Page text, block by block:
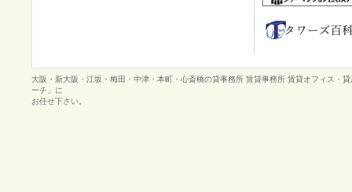
大阪・新大阪・江坂・梅田・中津・本町・心斎橋の貸事務所 賃貸事務所 賃貸オフィス・
ーチ」に
お任せ下さい。